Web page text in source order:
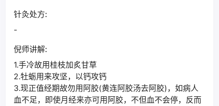
针灸处方:
-
倪师讲解:
1.手冷故用桂枝加炙甘草
2.牡蛎用来攻坚，以钙攻钙
3.现正值经期故勿用阿胶(黄连阿胶汤去阿胶)，如病人
血不足，即使月经来亦可用阿胶，不但血不会停，反而